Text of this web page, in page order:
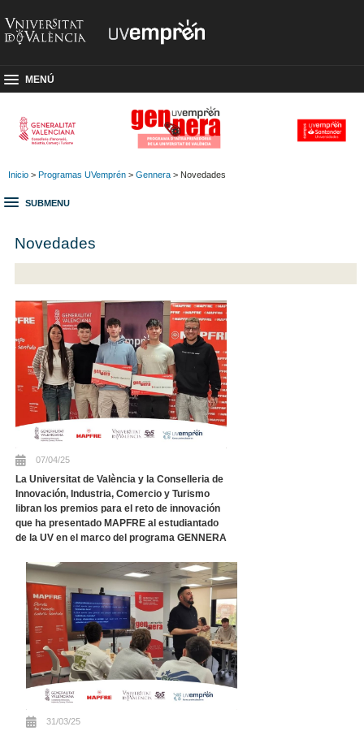
MENÚ
Inicio > Programas UVemprén > Gennera > Novedades
SUBMENU
Novedades
07/04/25
La Universitat de València y la Conselleria de
Innovación, Industria, Comercio y Turismo
libran los premios para el reto de innovación
que ha presentado MAPFRE al estudiantado
de la UV en el marco del programa GENNERA
31/03/25